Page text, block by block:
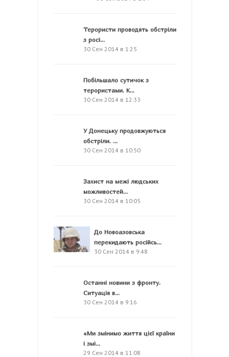
Терористи проводять обстріли
з росі...
30 Сен 2014 в 1:25
Побільшало сутичок з
терористами. К...
30 Сен 2014 в 12:33
У Донецьку продовжуються
обстріли. ...
30 Сен 2014 в 10:50
Захист на межі людських
можливостей...
30 Сен 2014 в 10:05
До Новоазовська
перекидають російсь...
30 Сен 2014 в 9:48
Останні новини з фронту.
Ситуація в...
30 Сен 2014 в 9:16
«Ми змінимо життя цієї країни
і змі...
29 Сен 2014 в 11:08